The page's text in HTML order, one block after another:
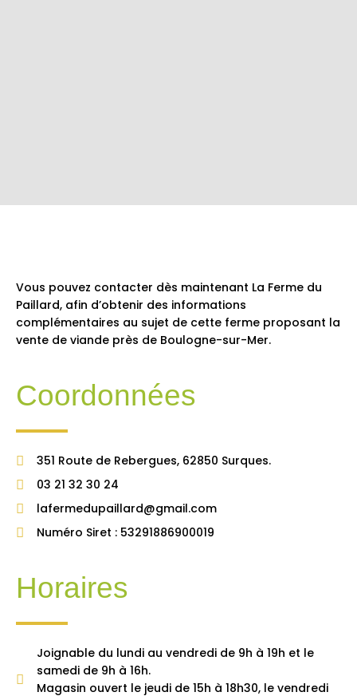
Vous pouvez contacter dès maintenant La Ferme du
Paillard, afin d’obtenir des informations
complémentaires au sujet de cette ferme proposant la
vente de viande près de Boulogne-sur-Mer.
Coordonnées
351 Route de Rebergues, 62850 Surques.
03 21 32 30 24
lafermedupaillard@gmail.com
Numéro Siret : 53291886900019
Horaires
Joignable du lundi au vendredi de 9h à 19h et le
samedi de 9h à 16h.
Magasin ouvert le jeudi de 15h à 18h30, le vendredi